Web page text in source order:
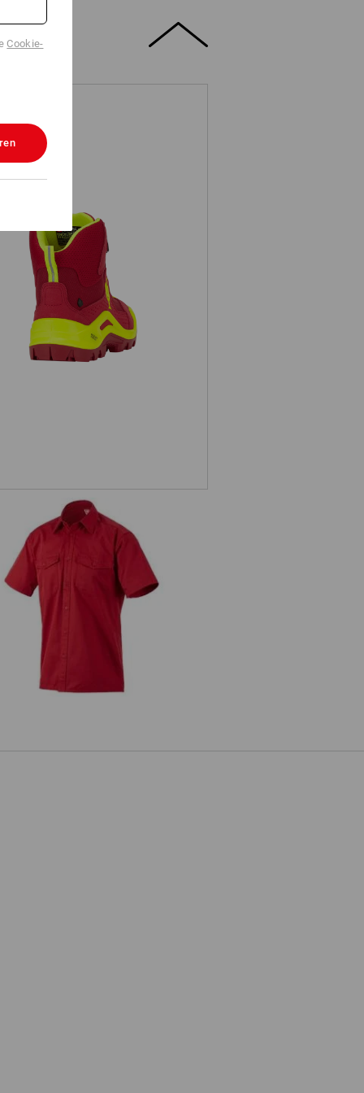
Veiligheidsschoenen e.s. Kastra II
e.s.classic, korte mouw
Cookie-